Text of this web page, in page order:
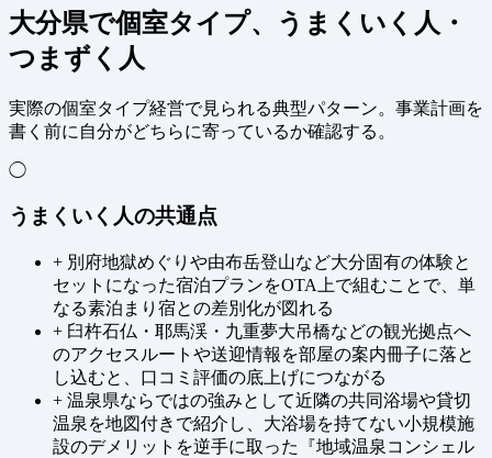
大分県で個室タイプ、うまくいく人・
つまずく人
実際の個室タイプ経営で見られる典型パターン。事業計画を
書く前に自分がどちらに寄っているか確認する。
◯
うまくいく人の共通点
+ 別府地獄めぐりや由布岳登山など大分固有の体験と
セットになった宿泊プランをOTA上で組むことで、単
なる素泊まり宿との差別化が図れる
+ 臼杵石仏・耶馬渓・九重夢大吊橋などの観光拠点へ
のアクセスルートや送迎情報を部屋の案内冊子に落と
し込むと、口コミ評価の底上げにつながる
+ 温泉県ならではの強みとして近隣の共同浴場や貸切
温泉を地図付きで紹介し、大浴場を持てない小規模施
設のデメリットを逆手に取った『地域温泉コンシェル